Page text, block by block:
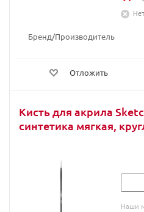
Бренд/Производитель
Отложить
Кисть для акрила
синтетика мягкая,
Наши